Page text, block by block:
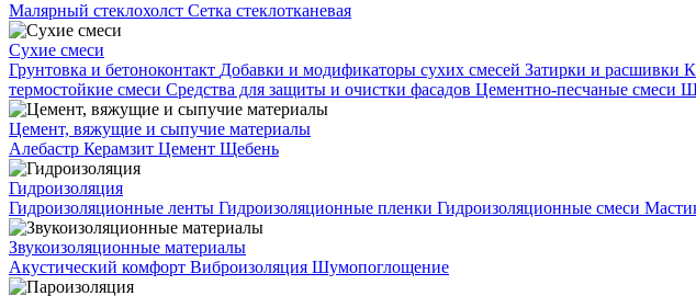
Малярный стеклохолст Сетка стеклотканевая
Сухие смеси
Грунтовка и бетоноконтакт Добавки и модификаторы сухих смесей Затирки и расшивки
термостойкие смеси Средства для защиты и очистки фасадов Цементно-песчаные смеси
Цемент, вяжущие и сыпучие материалы
Алебастр Керамзит Цемент Щебень
Гидроизоляция
Гидроизоляционные ленты Гидроизоляционные пленки Гидроизоляционные смеси
Звукоизоляционные материалы
Акустический комфорт Виброизоляция Шумопоглощение